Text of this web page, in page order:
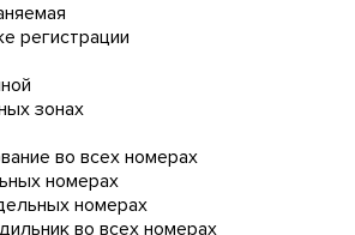
регистрации
зонах
во всех номерах
номерах
номерах
во всех номерах